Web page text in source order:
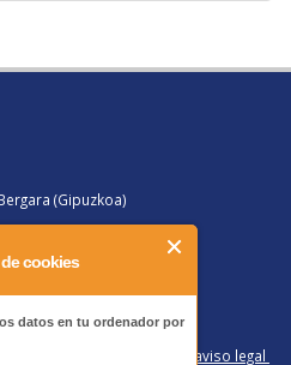
cookies
datos en tu ordenador por
(Gipuzkoa)
deituz gero
Política de privacidad y aviso legal